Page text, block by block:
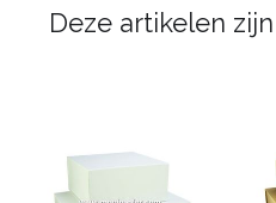
Deze artikelen